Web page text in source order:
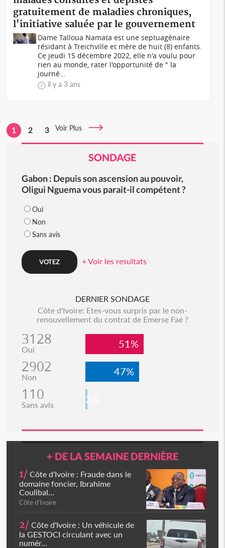
gratuitement de maladies chroniques,
l'initiative saluée par le gouvernement
Dame Talloua Namata est une septuagénaire
résidant à Treichville et mère de huit (8) enfants.
Ce jeudi 15 décembre 2022, elle n'a voulu pour
rien au monde, rater l'opportunité de " la
journé...
il y a 3 ans
1 2 3 Voir Plus
SONDAGE
Gabon : Depuis son ascension au pouvoir,
Oligui Nguema vous parait-il compétent ?
Oui
Non
Sans avis
+ Voir les resultats
DERNIER SONDAGE
Côte d'Ivoire: Etes-vous surpris par le non-
renouvellement du contrat de Emerse Faé ?
3128
Oui 51%
2902
Non 47%
110
Sans avis 2%
+ DE LA SEMAINE DERNIÈRE
1/ Côte d'Ivoire : Fraude dans le
domaine foncier, Ibrahime
Coulibal...
Côte d'Ivoire
2/ Côte d'Ivoire : Un véhicule de
la GESTOCI circulant avec un
numér...